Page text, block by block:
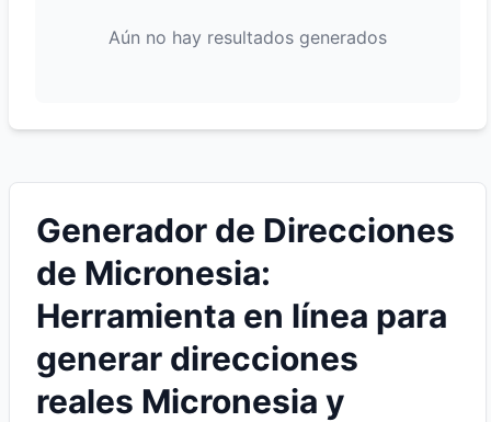
Aún no hay resultados generados
Generador de Direcciones
de Micronesia:
Herramienta en línea para
generar direcciones
reales Micronesia y